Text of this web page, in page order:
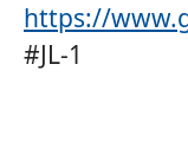
https://
#JL-1